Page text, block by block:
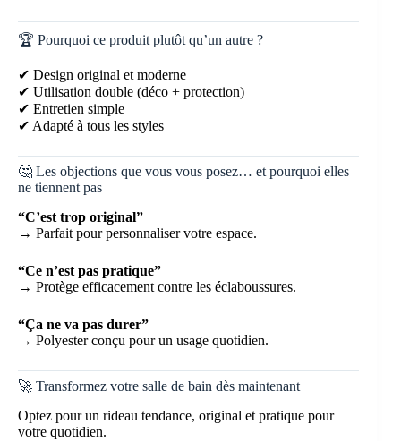
🏆 Pourquoi ce produit plutôt qu’un autre ?
✔ Design original et moderne
✔ Utilisation double (déco + protection)
✔ Entretien simple
✔ Adapté à tous les styles
🤔 Les objections que vous vous posez… et pourquoi elles
ne tiennent pas
“C’est trop original”
→ Parfait pour personnaliser votre espace.
“Ce n’est pas pratique”
→ Protège efficacement contre les éclaboussures.
“Ça ne va pas durer”
→ Polyester conçu pour un usage quotidien.
🚀 Transformez votre salle de bain dès maintenant
Optez pour un rideau tendance, original et pratique pour
votre quotidien.